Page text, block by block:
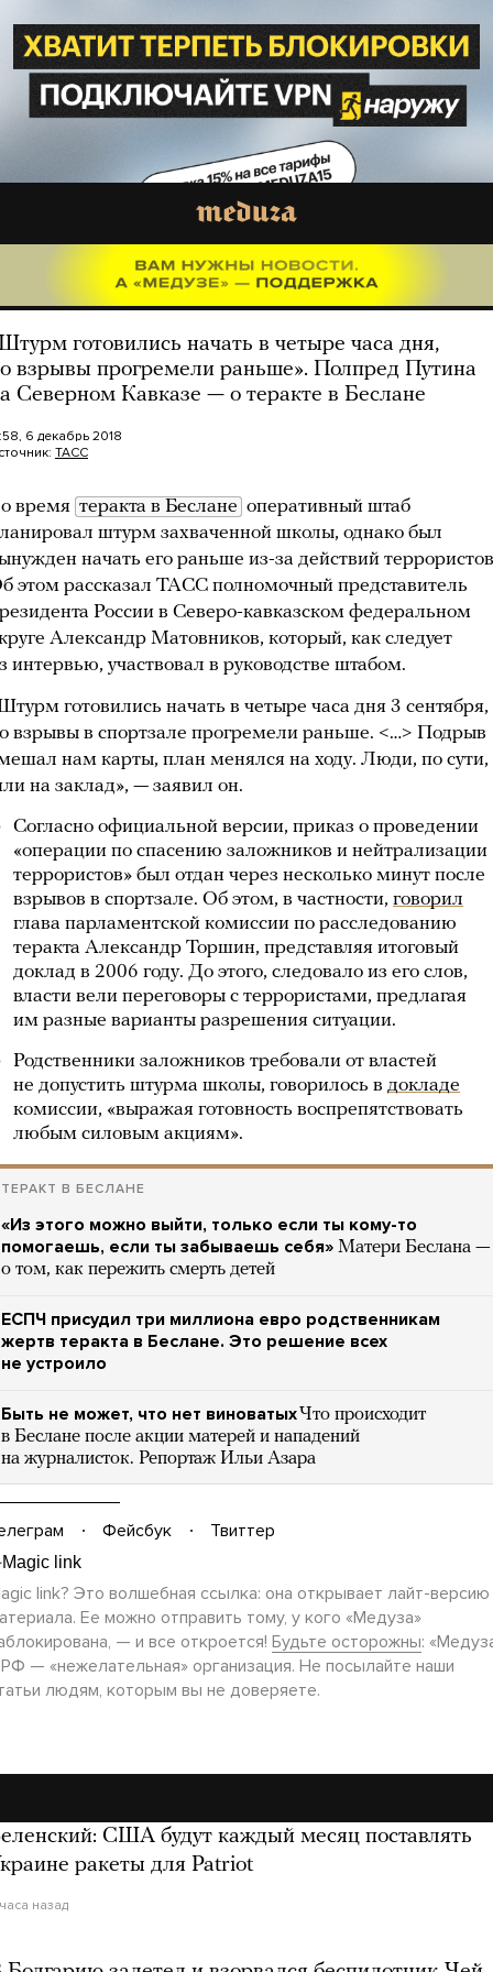
готовились начать в четыре часа дня,
взрывы прогремели раньше». Полпред Путина
Северном Кавказе — о теракте в Беслане
6 декабрь 2018
ТАСС
время теракта в Беслане оперативный штаб
штурм захваченной школы, однако был
начать его раньше из-за действий
этом рассказал ТАСС полномочный представитель
России в Северо-кавказском федеральном
Александр Матовников, который, как следует
интервью, участвовал в руководстве штабом.
готовились начать в четыре часа дня 3 сентября,
взрывы в спортзале прогремели раньше. <…> Подрыв
нам карты, план менялся на ходу. Люди, по сути,
на заклад», — заявил он.
Согласно официальной версии, приказ о проведении
«операции по спасению заложников и нейтрализации
террористов» был отдан через несколько минут после
взрывов в спортзале. Об этом, в частности, говорил
глава парламентской комиссии по расследованию
теракта Александр Торшин, представляя итоговый
доклад в 2006 году. До этого, следовало из его слов,
власти вели переговоры с террористами, предлагая
им разные варианты разрешения ситуации.
Родственники заложников требовали от властей
не допустить штурма школы, говорилось в докладе
комиссии, «выражая готовность воспрепятствовать
любым силовым акциям».
ТЕРАКТ В БЕСЛАНЕ
«Из этого можно выйти, только если ты кому-то
помогаешь, если ты забываешь себя» Матери Беслана —
о том, как пережить смерть детей
ЕСПЧ присудил три миллиона евро родственникам
жертв теракта в Беслане. Это решение всех
не устроило
Быть не может, что нет виноватыхЧто происходит
в Беслане после акции матерей и нападений
на журналисток. Репортаж Ильи Азара
Фейсбук Твиттер
link? Это волшебная ссылка: она открывает лайт-версию
Ее можно отправить тому, у кого «Медуза»
— и все откроется! Будьте осторожны:
— «нежелательная» организация. Не посылайте наши
людям, которым вы не доверяете.
США будут каждый месяц поставлять
ракеты для Patriot
назад